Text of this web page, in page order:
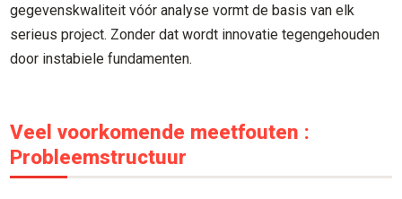
gegevenskwaliteit vóór analyse vormt de basis van elk
serieus project. Zonder dat wordt innovatie tegengehouden
door instabiele fundamenten.
Veel voorkomende meetfouten :
Probleemstructuur